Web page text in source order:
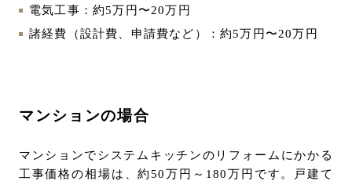
電気工事：約5万円〜20万円
諸経費（設計費、申請費など）：約5万円〜20万円
マンションの場合
マンションでシステムキッチンのリフォームにかかる
工事価格の相場は、約50万円～180万円です。戸建て